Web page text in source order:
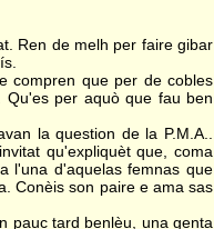
Ren de melh per faire gibar
compren que per de cobles
Qu'es per aquò que fau ben
la question de la P.M.A..
qu'expliquèt que, coma
l'una d'aquelas femnas que
Conèis son paire e ama sas
pauc tard benlèu, una genta